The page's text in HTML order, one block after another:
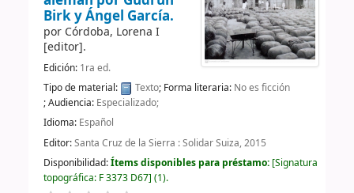
Birk y Ángel García.
por Córdoba, Lorena I
[editor].
Edición: 1ra ed.
Tipo de material:
Texto; Forma literaria: No es ficción
; Audiencia: Especializado;
Idioma: Español
Editor:Santa Cruz de la Sierra : Solidar Suiza, 2015
Disponibilidad:Ítems disponibles para préstamo: Signatura
topográfica: F 3373 D67 (1).